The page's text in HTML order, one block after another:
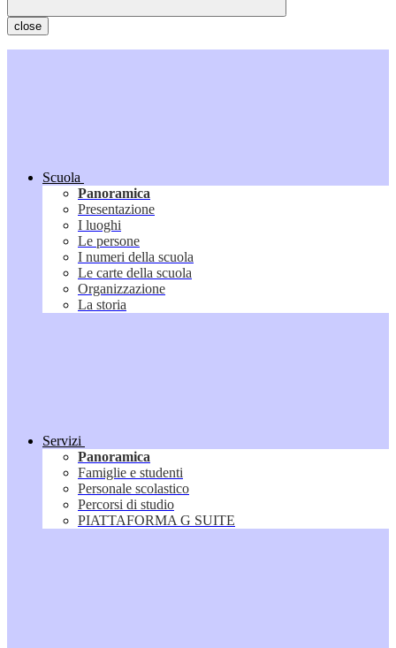
close
Scuola
Panoramica
Presentazione
I luoghi
Le persone
I numeri della scuola
Le carte della scuola
Organizzazione
La storia
Servizi
Panoramica
Famiglie e studenti
Personale scolastico
Percorsi di studio
PIATTAFORMA G SUITE